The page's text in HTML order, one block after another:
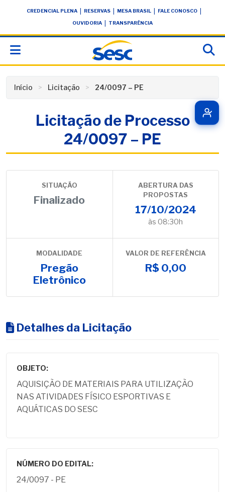
conteúdoCREDENCIAL PLENA RESERVAS MESA BRASIL FALE CONOSCO
OUVIDORIA TRANSPARÊNCIA
Início Licitação 24/0097 – PE
Licitação de Processo
24/0097 – PE
SITUAÇÃO
Finalizado
ABERTURA DAS
PROPOSTAS
17/10/2024
às 08:30h
MODALIDADE
Pregão
Eletrônico
VALOR DE REFERÊNCIA
R$ 0,00
Detalhes da Licitação
OBJETO:
AQUISIÇÃO DE MATERIAIS PARA UTILIZAÇÃO
NAS ATIVIDADES FÍSICO ESPORTIVAS E
AQUÁTICAS DO SESC
NÚMERO DO EDITAL:
24/0097 - PE